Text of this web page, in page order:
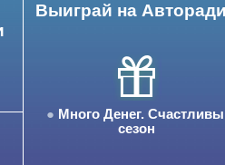
Выиграй на
Много Денег.
сезон